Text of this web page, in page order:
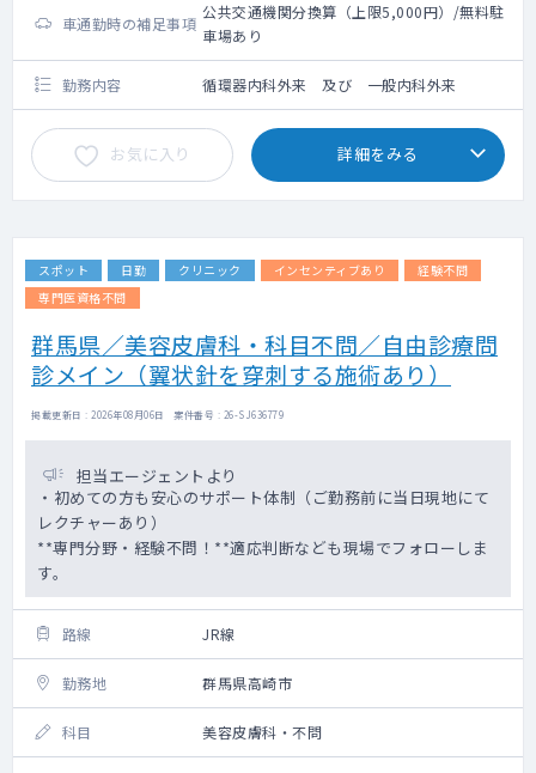
車通勤時の補足事項
公共交通機関分換算（上限5,000円）/無料駐
車場あり
勤務内容 循環器内科外来 及び 一般内科外来
お気に入り 詳細をみる
スポット 日勤 クリニック インセンティブあり
経験不問
専門医資格不問
群馬県／美容皮膚科・科目不問／自由診療問
診メイン（翼状針を穿刺する施術あり）
掲載更新日 : 2026年08月06日 案件番号 : 26-SJ636779
担当エージェントより
・初めての方も安心のサポート体制（ご勤務前に当日現地にて
レクチャーあり）
**専門分野・経験不問！**適応判断なども現場でフォローしま
す。
路線 JR線
勤務地 群馬県高崎市
科目 美容皮膚科・不問